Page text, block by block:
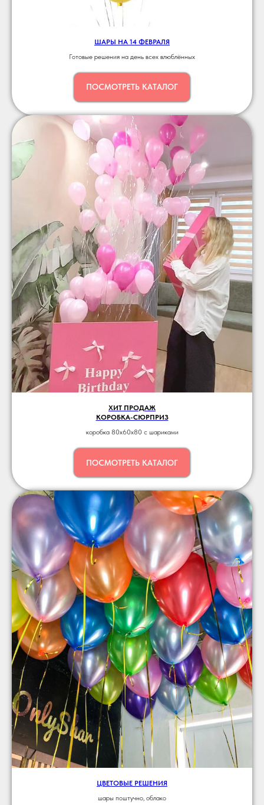
ШАРЫ НА 14 ФЕВРАЛЯ
Готовые решения на день всех влюблённых
ПОСМОТРЕТЬ КАТАЛОГ
ХИТ ПРОДАЖ
КОРОБКА-СЮРПРИЗ
коробка 80x60х80 c шариками
ПОСМОТРЕТЬ КАТАЛОГ
ЦВЕТОВЫЕ РЕШЕНИЯ
шары поштучно, облако